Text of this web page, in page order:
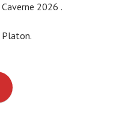
2026 .
Platon.